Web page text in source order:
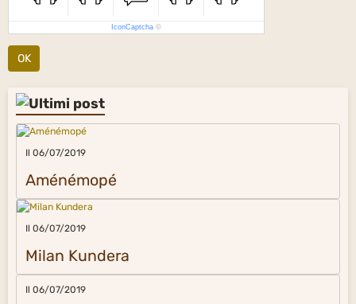
IconCaptcha ©
OK
Il 06/07/2019
Aménémopé
Il 06/07/2019
Milan Kundera
Il 06/07/2019